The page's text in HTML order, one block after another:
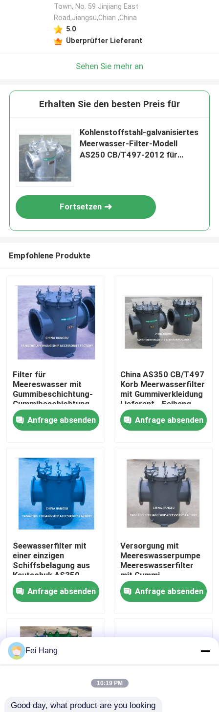
Startseite
Produkte
Über uns
Fabrik Tour
Qualitätskontrolle
Kontakt
Marine-Entlüftungskopf
Marine Sea Water Strainer
Town, No. 59 Jinjiang East
Road,Jiangsu,Chian ,China
5.0
Überprüfter Lieferant
Sehen Sie mehr an
Erhalten Sie den besten Preis für
Kohlenstoffstahl-galvanisiertes
Meerwasser-Filter-Modell
AS250 CB/T497-2012 für
Fortsetzen
Empfohlene Produkte
Filter für
Meereswasser mit
Gummibeschichtung-
Gummibeschichtung
Grobwasserfilter für
Kühlsystem für
Meereswasser AS350
Anfrage absenden
China AS350 CB/T497
Korb Meerwasserfilter
mit Gummiverkleidung
Lieferant - Feihang
Marine
Anfrage absenden
Seewasserfilter mit
einer einzigen
Schiffsbelagung aus
Kautschuk AS350
CB/T497-2012
Seewasserfilter mit
einer einzigen
Kautschuk
Anfrage absenden
Versorgung mit
Meereswasserpumpe
Meereswasserfilter
mit Gummi,
Inhalationsfilter
AS350 CB/T 497-94 -
Feihang Marine
Anfrage absenden
Fei Hang
10:19 PM
Good day, what product are you looking